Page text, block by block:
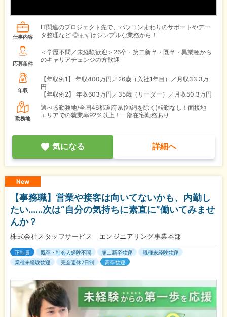
仕事内容
IT関連のプロジェクト先で、パソコンまわりのサポートやデー
タ整理など ◎まずはシンプルな業務から！
応募条件
＜学歴不問／未経験歓迎＞26卒・第二新卒・既卒・異業種から
のキャリアチェンジの方歓迎
年収
【年収例1】
年収400万円／26歳（入社1年目）／月収33.3万
円
【年収例2】
年収603万円／35歳（リーダー）／月収50.3万円
勤務地
選べる勤務地/全国46都道府県(沖縄を除く)転勤なし！面接地
エリアでの就業率92％以上！一部在宅勤務あり
気になる 詳細へ
New
【事務職】営業や接客は向いてないかも、内勤し
たい……次は“自分の気持ちに素直に”働いてみませ
んか？
株式会社スタッフサービス エンジニアリング事業本部
正社員 既卒・社会人経験不問 第二新卒歓迎
職種未経験歓迎
業種未経験歓迎
完全週休2日制 高卒歓迎